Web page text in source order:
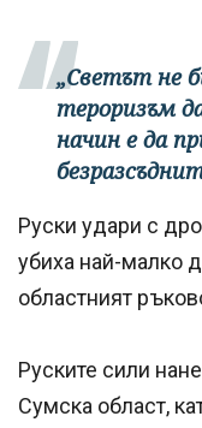
„Светът не
тероризъм
начин е да
Руски удари с
убиха най-малко
областният
Руските сили
Сумска област,